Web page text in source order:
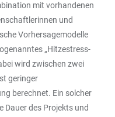
mit vorhandenen
und
Vorhersagemodelle
„Hitzestress-
wird zwischen zwei
geringer
berechnet. Ein solcher
Dauer des Projekts und